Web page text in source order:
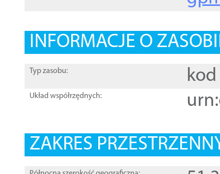
INFORMACJE O
Typ zasobu: kod
Układ współrzędnych:
ZAKRES